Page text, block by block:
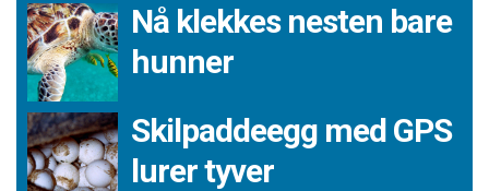
Nå klekkes nesten bare
hunner
Skilpaddeegg med GPS
lurer tyver